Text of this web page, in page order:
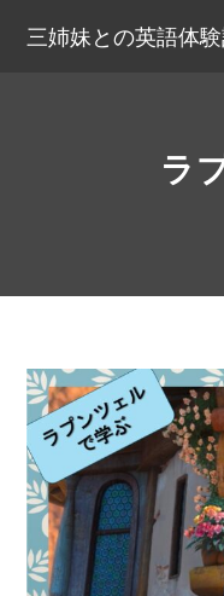
三姉妹との英語体
ラ